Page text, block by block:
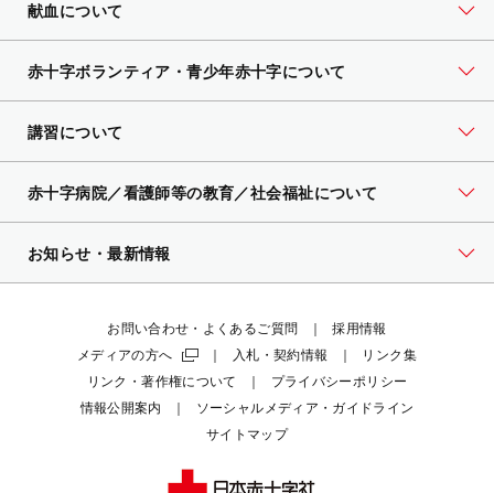
献血について
赤十字ボランティア・青少年赤十字について
講習について
赤十字病院／看護師等の教育／社会福祉について
お知らせ・最新情報
お問い合わせ・よくあるご質問
採用情報
メディアの方へ
入札・契約情報
リンク集
リンク・著作権について
プライバシーポリシー
情報公開案内
ソーシャルメディア・ガイドライン
サイトマップ